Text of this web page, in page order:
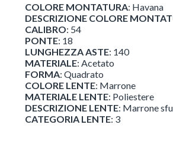
COLORE MONTATURA: Havana
DESCRIZIONE COLORE
CALIBRO: 54
PONTE: 18
LUNGHEZZA ASTE: 140
MATERIALE: Acetato
FORMA: Quadrato
COLORE LENTE: Marrone
MATERIALE LENTE: Poliestere
DESCRIZIONE LENTE: Marrone
CATEGORIA LENTE: 3